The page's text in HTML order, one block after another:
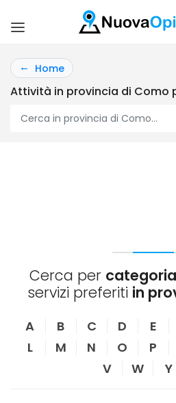
Home
Attività in provincia di Como
Cerca per categoria
servizi preferiti in
A B C D E
L
M N O P
V
W Y